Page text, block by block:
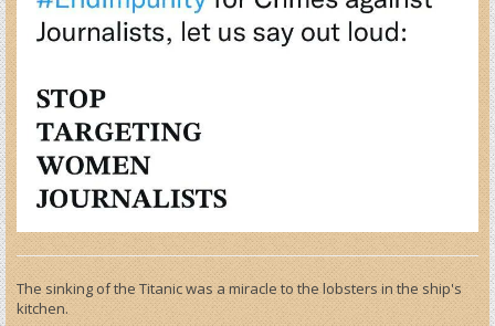
The sinking of the Titanic was a miracle to the lobsters in the ship's
kitchen.